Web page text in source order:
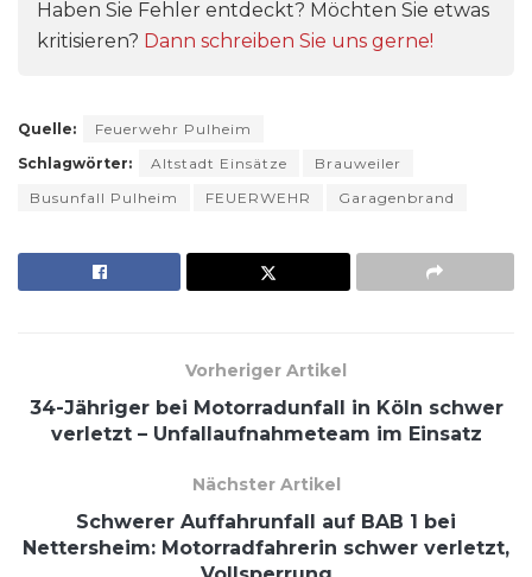
Haben Sie Fehler entdeckt? Möchten Sie etwas
kritisieren? Dann schreiben Sie uns gerne!
Quelle:
Feuerwehr Pulheim
Schlagwörter:
Altstadt Einsätze
Brauweiler
Busunfall Pulheim
FEUERWEHR Garagenbrand
Vorheriger Artikel
34-Jähriger bei Motorradunfall in Köln schwer
verletzt – Unfallaufnahmeteam im Einsatz
Nächster Artikel
Schwerer Auffahrunfall auf BAB 1 bei
Nettersheim: Motorradfahrerin schwer verletzt,